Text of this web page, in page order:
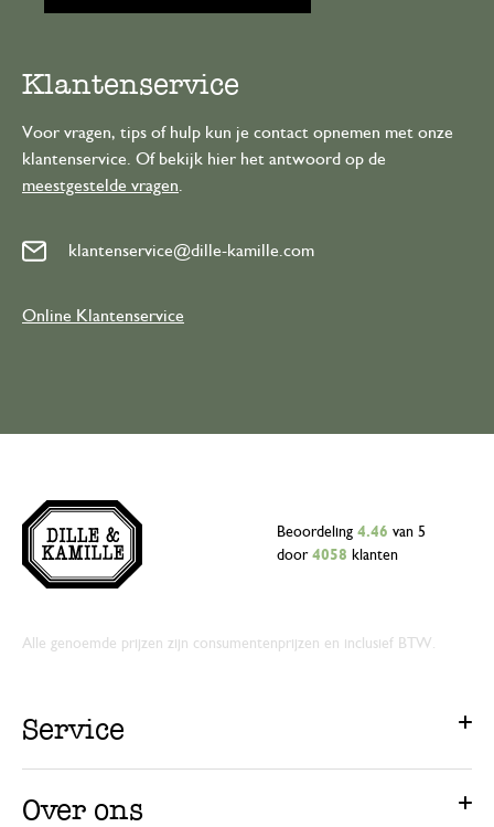
Klantenservice
Voor vragen, tips of hulp kun je contact opnemen met onze
klantenservice. Of bekijk hier het antwoord op de
meestgestelde vragen
klantenservice@dille-kamille.com
Online Klantenservice
Beoordeling 4.46 van 5
door 4058 klanten
Alle genoemde prijzen zijn consumentenprijzen en inclusief BTW.
Service
Over ons